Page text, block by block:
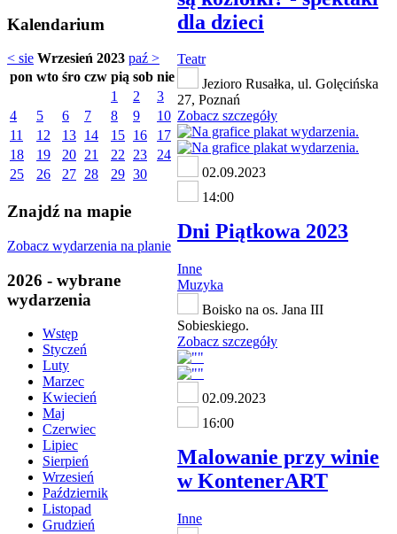
Kalendarium
< sie Wrzesień 2023 paź >
pon wto śro czw pią sob nie
1
2
3
4
5 6 7 8 9
10
11
12 13 14 15 16
17
18
19 20 21 22 23
24
25
26 27 28 29 30
Znajdź na mapie
Zobacz wydarzenia na planie
2026 - wybrane
wydarzenia
Wstęp
Styczeń
Luty
Marzec
Kwiecień
Maj
Czerwiec
Lipiec
Sierpień
Wrzesień
Październik
Listopad
Grudzień
dla dzieci
Teatr
Jezioro Rusałka, ul. Golęcińska
27, Poznań
Zobacz szczegóły
02.09.2023
14:00
Dni Piątkowa 2023
Inne
Muzyka
Boisko na os. Jana III
Sobieskiego.
Zobacz szczegóły
02.09.2023
16:00
Malowanie przy winie
w KontenerART
Inne